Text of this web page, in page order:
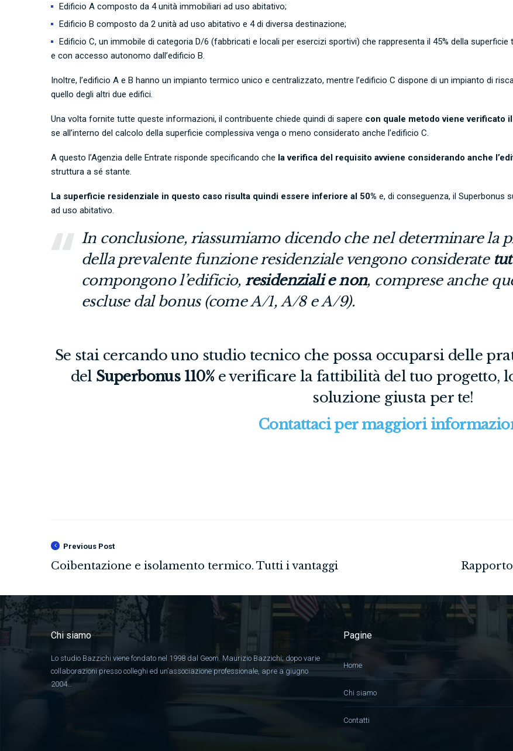
Edificio A composto da 4 unità immobiliari ad uso abitativo;
Edificio B composto da 2 unità ad uso abitativo e 4 di diversa destinazione;
Edificio C, un immobile di categoria D/6 (fabbricati e locali per esercizi sportivi) che rappresenta il 45% della
e con accesso autonomo dall’edificio B.
Inoltre, l’edificio A e B hanno un impianto termico unico e centralizzato, mentre l’edificio C dispone di un impianto di
quello degli altri due edifici.
Una volta fornite tutte queste informazioni, il contribuente chiede quindi di sapere con quale metodo viene verificato
se all’interno del calcolo della superficie complessiva venga o meno considerato anche l’edificio C.
A questo l’Agenzia delle Entrate risponde specificando che la verifica del requisito avviene considerando anche
struttura a sé stante.
La superficie residenziale in questo caso risulta quindi essere inferiore al 50% e, di conseguenza, il Superbonus
ad uso abitativo.
In conclusione, riassumiamo dicendo che nel determinare la
della prevalente funzione residenziale vengono considerate
compongono l’edificio,residenziali e non, comprese anche
escluse dal bonus (come A/1, A/8 e A/9).
Se stai cercando uno studio tecnico che possa occuparsi delle
del Superbonus 110%e verificare la fattibilità del tuo progetto,
soluzione giusta per te!
Contattaci per maggiori
Previous Post
Chi siamo
Lo studio Bazzichi viene fondato nel 1998 dal Geom. Maurizio Bazzichi; dopo varie
collaborazioni presso colleghi ed un’associazione professionale, apre a giugno
2004…
Pagine
Home
Chi siamo
Contatti